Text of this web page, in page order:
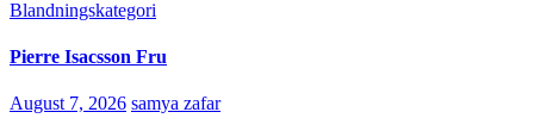
Blandningskategori
Pierre Isacsson Fru
August 7, 2026 samya zafar